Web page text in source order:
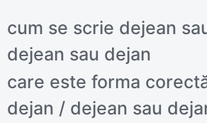
cum se scrie dejean
dejean sau dejan
care este forma
dejan / dejean sau